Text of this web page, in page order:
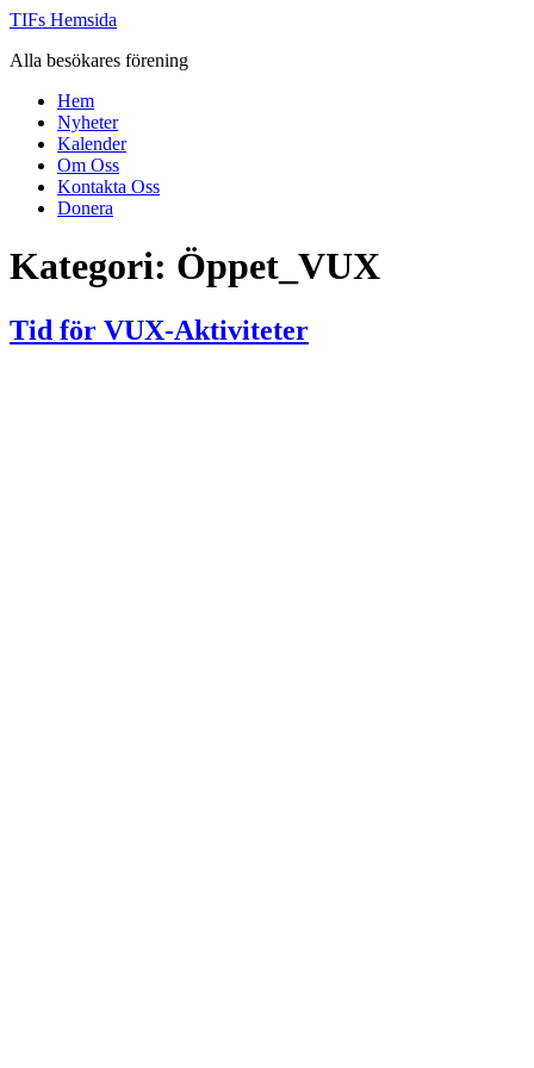
Hoppa
innehåll
TIFs Hemsida
Alla besökares förening
Hem
Nyheter
Kalender
Om Oss
Kontakta Oss
Donera
Kategori: Öppet_VUX
Tid för VUX-Aktiviteter